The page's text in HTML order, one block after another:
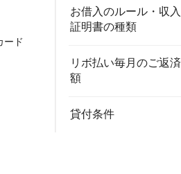
ード
お借入のルール・収入
証明書の種類
リボ払い毎月のご返済
額
貸付条件